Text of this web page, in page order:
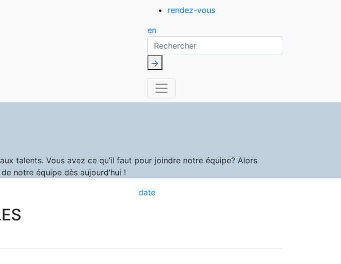
rendez-vous
en
Rechercher
talents. Vous avez ce qu’il faut pour joindre notre équipe? Alors
notre équipe dès aujourd’hui !
date